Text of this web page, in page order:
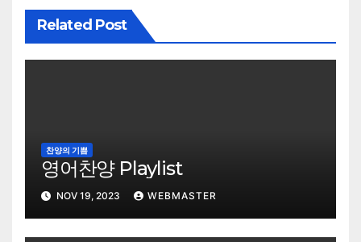
Related Post
찬양의 기쁨
영어찬양 Playlist
NOV 19, 2023 WEBMASTER